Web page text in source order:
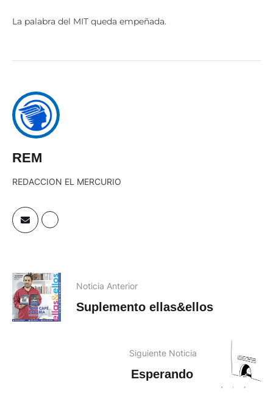
La palabra del MIT queda empeñada.
REM
REDACCION EL MERCURIO
Noticia Anterior
Suplemento ellas&ellos
Siguiente Noticia
Esperando